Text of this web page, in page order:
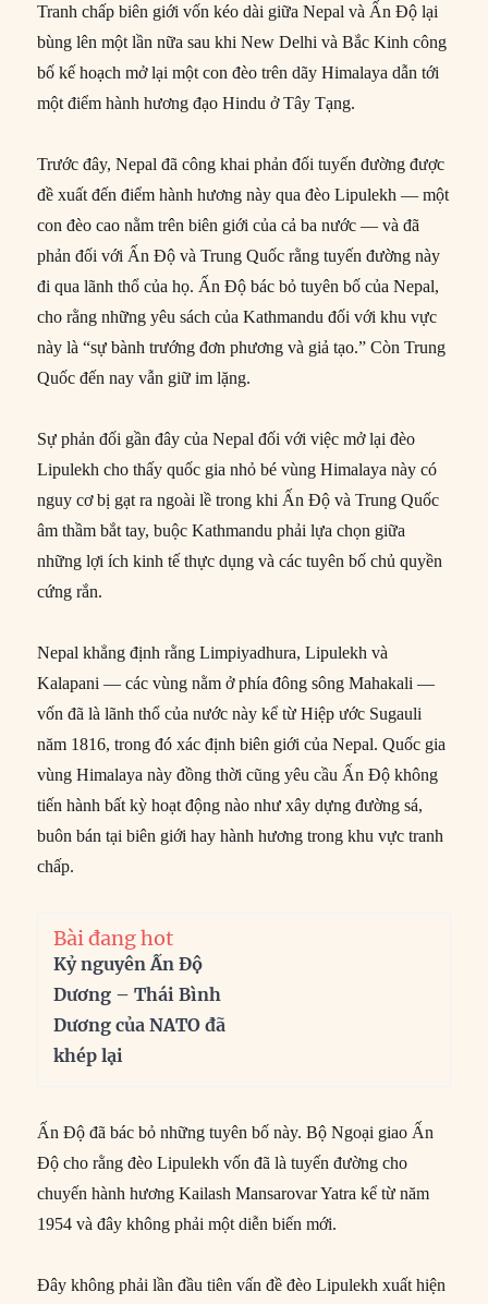
Tranh chấp biên giới vốn kéo dài giữa Nepal và Ấn Độ lại
bùng lên một lần nữa sau khi New Delhi và Bắc Kinh công
bố kế hoạch mở lại một con đèo trên dãy Himalaya dẫn tới
một điểm hành hương đạo Hindu ở Tây Tạng.
Trước đây, Nepal đã công khai phản đối tuyến đường được
đề xuất đến điểm hành hương này qua đèo Lipulekh — một
con đèo cao nằm trên biên giới của cả ba nước — và đã
phản đối với Ấn Độ và Trung Quốc rằng tuyến đường này
đi qua lãnh thổ của họ. Ấn Độ bác bỏ tuyên bố của Nepal,
cho rằng những yêu sách của Kathmandu đối với khu vực
này là “sự bành trướng đơn phương và giả tạo.” Còn Trung
Quốc đến nay vẫn giữ im lặng.
Sự phản đối gần đây của Nepal đối với việc mở lại đèo
Lipulekh cho thấy quốc gia nhỏ bé vùng Himalaya này có
nguy cơ bị gạt ra ngoài lề trong khi Ấn Độ và Trung Quốc
âm thầm bắt tay, buộc Kathmandu phải lựa chọn giữa
những lợi ích kinh tế thực dụng và các tuyên bố chủ quyền
cứng rắn.
Nepal khẳng định rằng Limpiyadhura, Lipulekh và
Kalapani — các vùng nằm ở phía đông sông Mahakali —
vốn đã là lãnh thổ của nước này kể từ Hiệp ước Sugauli
năm 1816, trong đó xác định biên giới của Nepal. Quốc gia
vùng Himalaya này đồng thời cũng yêu cầu Ấn Độ không
tiến hành bất kỳ hoạt động nào như xây dựng đường sá,
buôn bán tại biên giới hay hành hương trong khu vực tranh
chấp.
Bài đang hot
Kỷ nguyên Ấn Độ
Dương – Thái Bình
Dương của NATO đã
khép lại
Ấn Độ đã bác bỏ những tuyên bố này. Bộ Ngoại giao Ấn
Độ cho rằng đèo Lipulekh vốn đã là tuyến đường cho
chuyến hành hương Kailash Mansarovar Yatra kể từ năm
1954 và đây không phải một diễn biến mới.
Đây không phải lần đầu tiên vấn đề đèo Lipulekh xuất hiện